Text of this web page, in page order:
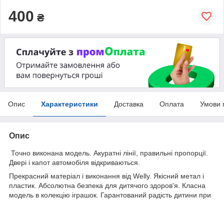
400 ₴
Опис Характеристики Доставка Оплата Умови
Опис
Точно виконана модель. Акуратні лінії, правильні пропорції.
Двері і капот автомобіля відкриваються.
Прекрасний матеріал і виконання від Welly. Якісний метал і
пластик. Абсолютна безпека для дитячого здоров'я. Класна
модель в колекцію іграшок. Гарантований радість дитини при